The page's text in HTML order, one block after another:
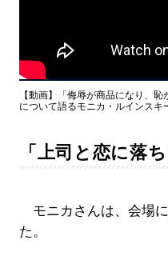
【動画】「侮辱が商品になり、
について語るモニカ・ルインスキ
「上司と恋に落
モニカさんは、会場
た。